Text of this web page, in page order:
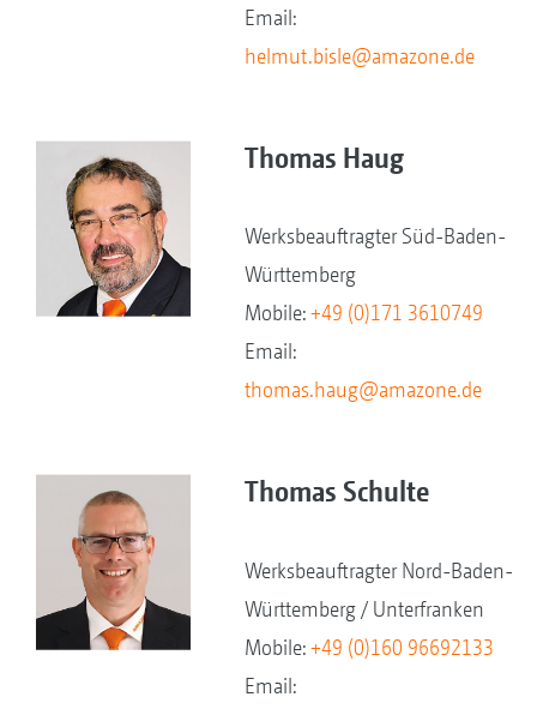
Email:
helmut.bisle@amazone.de
Thomas Haug
Werksbeauftragter Süd-Baden-
Württemberg
Mobile:+49 (0)171 3610749
Email:
thomas.haug@amazone.de
Thomas Schulte
Werksbeauftragter Nord-Baden-
Württemberg / Unterfranken
Mobile:+49 (0)160 96692133
Email: